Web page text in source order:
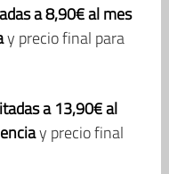
a 8,90€ al mes
y precio final para
a 13,90€ al
y precio final